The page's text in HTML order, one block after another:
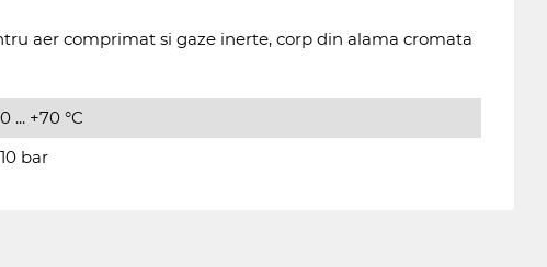
aer comprimat si gaze inerte, corp din alama cromata
0 ... +70 °C
10 bar